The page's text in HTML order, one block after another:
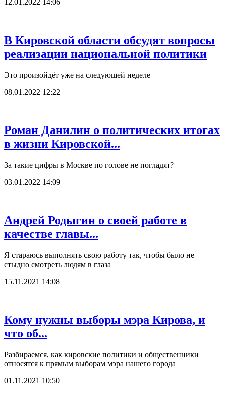
В Кировской области обсудят вопросы
реализации национальной политики
Это произойдёт уже на следующей неделе
08.01.2022 12:22
Роман Данилин о политических итогах
в жизни Кировской...
За такие цифры в Москве по голове не погладят?
03.01.2022 14:09
Андрей Родыгин о своей работе в
качестве главы...
Я стараюсь выполнять свою работу так, чтобы было не
стыдно смотреть людям в глаза
15.11.2021 14:08
Кому нужны выборы мэра Кирова, и
что об...
Разбираемся, как кировские политики и общественники
относятся к прямым выборам мэра нашего города
01.11.2021 10:50